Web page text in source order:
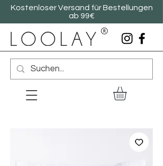
Kostenloser Versand für Bestellungen
ab 99€